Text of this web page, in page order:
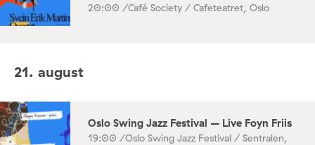
20:00 /Café Society / Cafeteatret, Oslo
21. august
Oslo Swing Jazz Festival – Live Foyn Friis
19:00 /Oslo Swing Jazz Festival / Sentralen,